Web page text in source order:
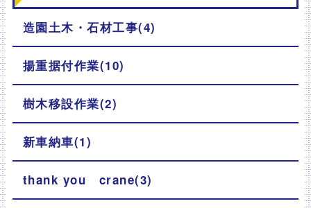
造園土木・石材工事(4)
揚重据付作業(10)
樹木移設作業(2)
新車納車(1)
thank you crane(3)